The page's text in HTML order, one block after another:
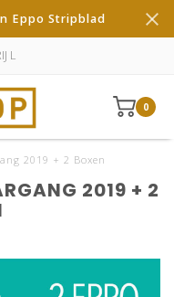
Eppo Stripblad
L
0
2019 + 2 Boxen
2019 + 2